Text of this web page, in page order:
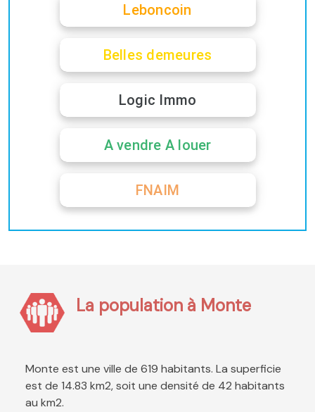
Leboncoin
Belles demeures
Logic Immo
A vendre A louer
FNAIM
La population à Monte
Monte est une ville de 619 habitants. La superficie
est de 14.83 km2, soit une densité de 42 habitants
au km2.